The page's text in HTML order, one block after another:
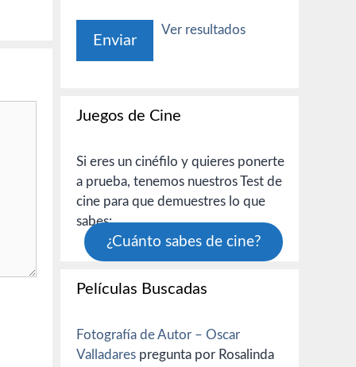
Ver resultados
Juegos de Cine
Si eres un cinéfilo y quieres ponerte
a prueba, tenemos nuestros Test de
cine para que demuestres lo que
sabes:
¿Cuánto sabes de cine?
Películas Buscadas
Fotografía de Autor – Oscar
Valladares pregunta por Rosalinda